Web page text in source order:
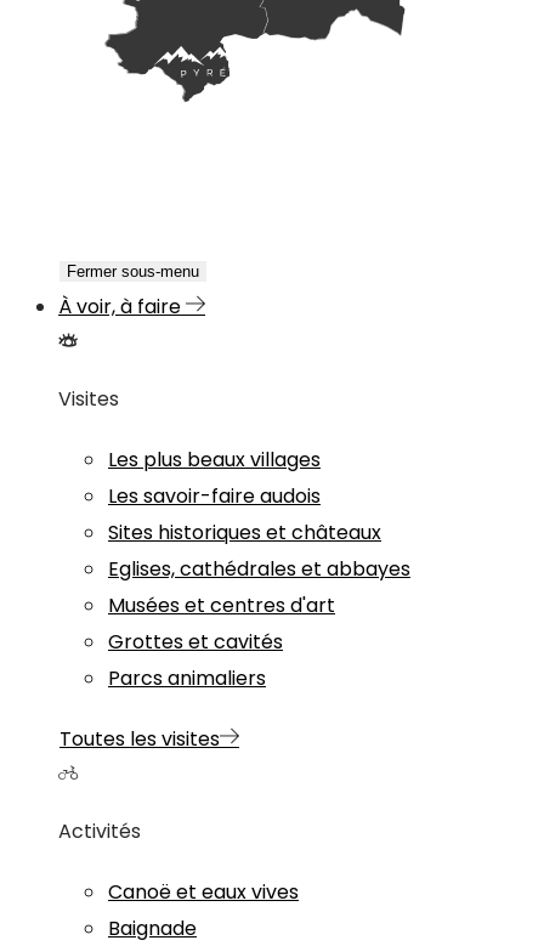
Fermer sous-menu
À voir, à faire
Visites
Les plus beaux villages
Les savoir-faire audois
Sites historiques et châteaux
Eglises, cathédrales et abbayes
Musées et centres d'art
Grottes et cavités
Parcs animaliers
Toutes les visites
Activités
Canoë et eaux vives
Baignade